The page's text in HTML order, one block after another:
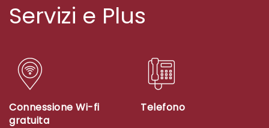
Servizi e Plus
Connessione Wi-fi
gratuita
Telefono